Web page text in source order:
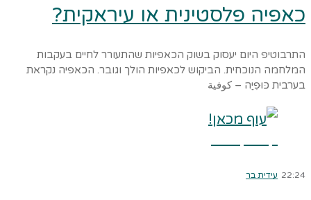
כאפיה פלסטינית או עיראקית?
התרבוטיפ היום יעסוק בשוק הכאפיות שהתעורר לחיים בעקבות
המלחמה הנוכחית. הביקוש לכאפיות הולך וגובר. הכאפיה נקראת
בערבית כּוּפִיַה – كوفية
22:24 עידית בר